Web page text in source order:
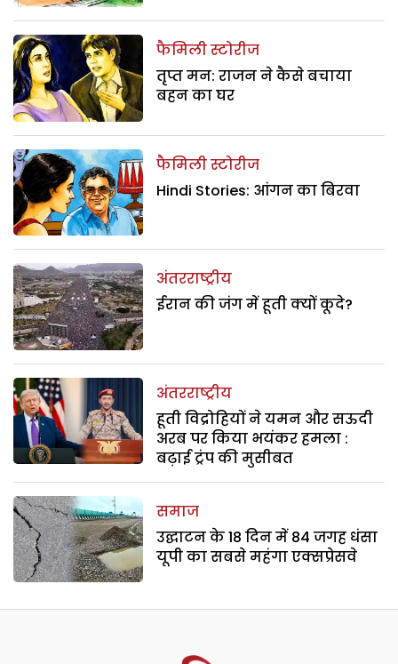
फैमिली स्टोरीज
तृप्त मन: राजन ने कैसे बचाया
बहन का घर
फैमिली स्टोरीज
Hindi Stories: आंगन का बिरवा
अंतरराष्ट्रीय
ईरान की जंग में हूती क्यों कूदे?
अंतरराष्ट्रीय
हूती विद्रोहियों ने यमन और सऊदी
अरब पर किया भयंकर हमला :
बढ़ाई ट्रंप की मुसीबत
समाज
उद्घाटन के 18 दिन में 84 जगह धंसा
यूपी का सबसे महंगा एक्सप्रेसवे